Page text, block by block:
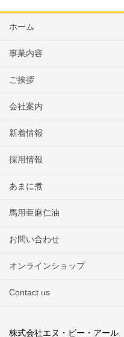
ホーム
事業内容
ご挨拶
会社案内
新着情報
採用情報
あまに煮
馬用亜麻仁油
お問い合わせ
オンラインショップ
Contact us
株式会社エヌ・ビー・アール